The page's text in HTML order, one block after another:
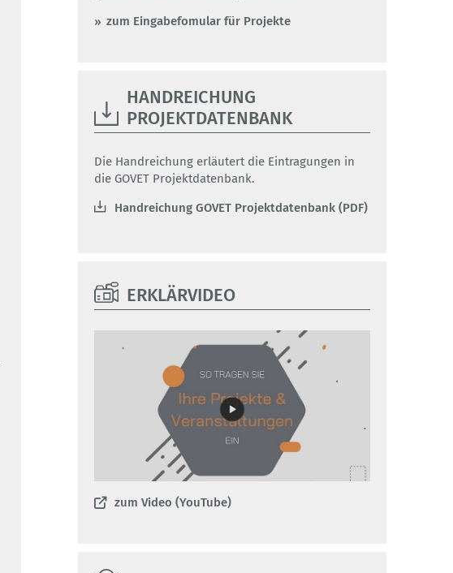
zum Eingabefomular für Projekte
HANDREICHUNG
PROJEKTDATENBANK
Die Handreichung erläutert die Eintragungen in
die GOVET Projektdatenbank.
Handreichung GOVET Projektdatenbank (PDF)
ERKLÄRVIDEO
zum Video (YouTube)